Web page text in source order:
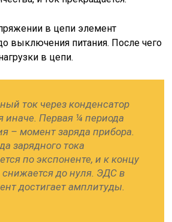
в цепи элемент
выключения питания. После чего
в цепи.
ток через конденсатор
иначе. Первая ¼ периода
– момент заряда прибора.
зарядного тока
по экспоненте, и к концу
снижается до нуля. ЭДС в
достигает амплитуды.